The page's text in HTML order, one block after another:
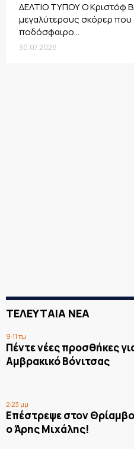
ΔΕΛΤΙΟ ΤΥΠΟΥ Ο Κριστόφ
μεγαλύτερους σκόρερ που
ποδόσφαιρο...
30.07.2026
ΤΕΛΕΥΤΑΙΑ ΝΕΑ
9:11 πμ
Πέντε νέες προσθήκες
Αμβρακικό Βόνιτσας
2:23 μμ
Επέστρεψε στον
ο Άρης Μιχάλης!